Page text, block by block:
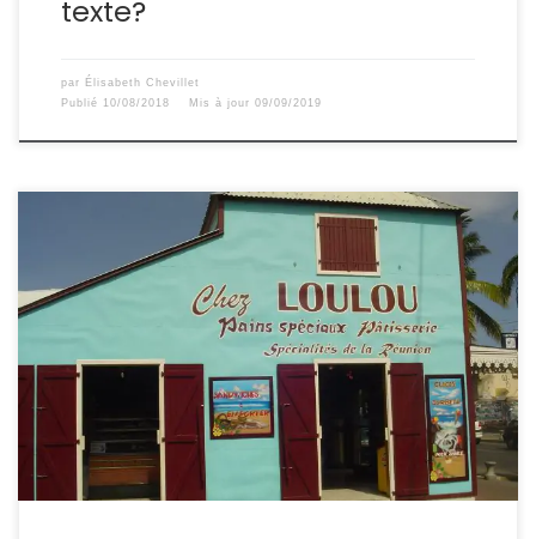
texte?
par Élisabeth Chevillet
Publié 10/08/2018 Mis à jour 09/09/2019
Ou le retour du Zoreil Dans les boulangeries
réunionnaises, la kyrielle de viennoiseries
métropolitaines côtoie les délices créoles. L’œil curieux
se détourne donc naturellement du croissant et du
mille-feuilles pour découvrir lebonbon cravate, le pâté
créole et autre rocher coco.